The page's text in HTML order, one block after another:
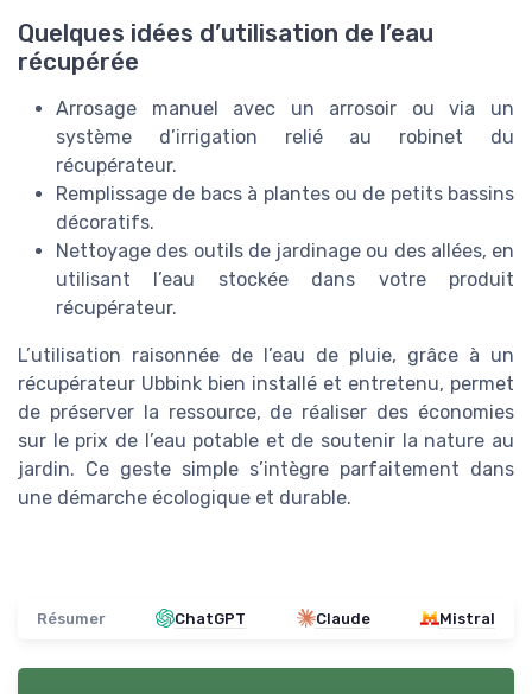
Quelques idées d’utilisation de l’eau
récupérée
Arrosage manuel avec un arrosoir ou via un
système d’irrigation relié au robinet du
récupérateur.
Remplissage de bacs à plantes ou de petits bassins
décoratifs.
Nettoyage des outils de jardinage ou des allées, en
utilisant l’eau stockée dans votre produit
récupérateur.
L’utilisation raisonnée de l’eau de pluie, grâce à un
récupérateur Ubbink bien installé et entretenu, permet
de préserver la ressource, de réaliser des économies
sur le prix de l’eau potable et de soutenir la nature au
jardin. Ce geste simple s’intègre parfaitement dans
une démarche écologique et durable.
Résumer ChatGPT Claude Mistral